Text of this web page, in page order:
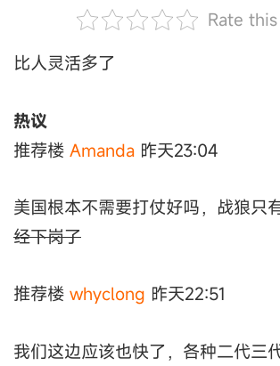
Rate
比人灵活多了
热议
推荐楼 Amanda 昨天23:04
美国根本不需要打仗好吗，战狼只
经下岗了
推荐楼 whyclong 昨天22:51
我们这边应该也快了，各种二代三